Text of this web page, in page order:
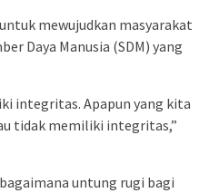
mewujudkan masyarakat
Daya Manusia (SDM) yang
integritas. Apapun yang kita
tidak memiliki integritas,”
untung rugi bagi